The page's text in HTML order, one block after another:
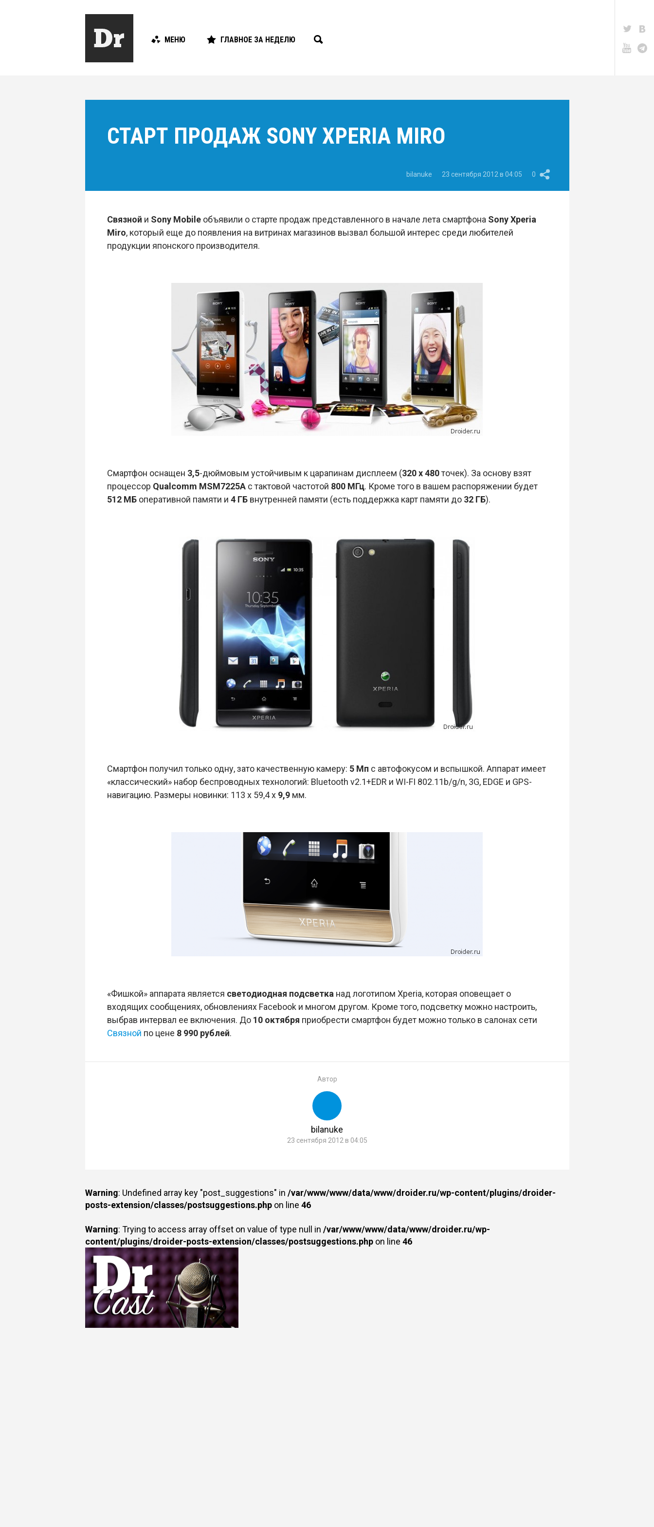
МЕНЮ ГЛАВНОЕ ЗА НЕДЕЛЮ
СТАРТ ПРОДАЖ SONY XPERIA MIRO
bilanuke 23 сентября 2012 в 04:05 0
Связной и Sony Mobileобъявили о старте продаж представленного в начале лета смартфона Sony Xperia
Miro, который еще до появления на витринах магазинов вызвал большой интерес среди любителей
продукции японского производителя.
Смартфон оснащен 3,5-дюймовым устойчивым к царапинам дисплеем (320 х 480точек). За основу взят
процессор Qualcomm MSM7225Aс тактовой частотой 800 МГц. Кроме того в вашем распоряжении будет
512 МБоперативной памяти и 4 ГБвнутренней памяти (есть поддержка карт памяти до 32 ГБ).
Смартфон получил только одну, зато качественную камеру: 5 Мп с автофокусом и вспышкой. Аппарат имеет
«классический» набор беспроводных технологий: Bluetooth v2.1+EDR и WI-FI 802.11b/g/n, 3G, EDGE и GPS-
навигацию. Размеры новинки: 113 x 59,4 x 9,9мм.
«Фишкой» аппарата является светодиодная подсветка над логотипом Xperia, которая оповещает о
входящих сообщениях, обновлениях Facebook и многом другом. Кроме того, подсветку можно настроить,
выбрав интервал ее включения. До 10 октября приобрести смартфон будет можно только в салонах сети
Связной по цене 8 990 рублей.
Автор
bilanuke
23 сентября 2012 в 04:05
Warning: Undefined array key "post_suggestions" in /var/www/www/data/www/droider.ru/wp-content/plugins/droider-
posts-extension/classes/postsuggestions.phpon line 46
Warning: Trying to access array offset on value of type null in /var/www/www/data/www/droider.ru/wp-
content/plugins/droider-posts-extension/classes/postsuggestions.phpon line 46